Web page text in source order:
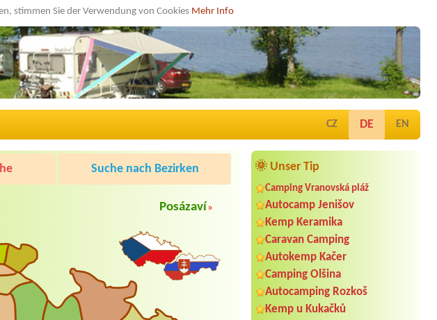
stimmen Sie der Verwendung von Cookies Mehr Info
CZ DE EN
🌞 Unser Tip
Camping Vranovská pláž
Autocamp Jenišov
Kemp Keramika
Caravan Camping
Autokemp Kačer
Camping Olšina
Autocamping Rozkoš
Kemp u Kukačků
Suche nach Bezirken
Posázaví»